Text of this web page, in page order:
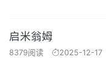
启米翁姆
8379阅读 2025-12-17